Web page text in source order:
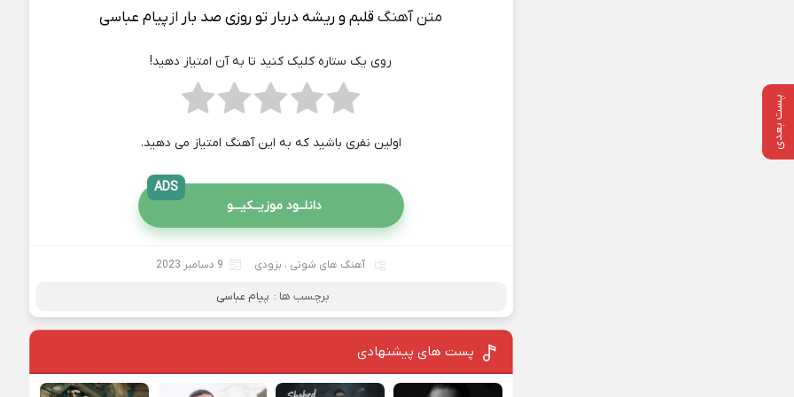
پست بعدی
متن آهنگ قلبم و ریشه دربار تو روزی صد بارازپیام عباسی
روی یک ستاره کلیک کنید تا به آن امتیاز دهید!
اولین نفری باشید که به این آهنگ امتیاز می دهید.
دانلــود موزیــکیـــو
ADS
آهنگ های شوتی ، بزودی 9 دسامبر 2023
برچسب ها : پیام عباسی
پست های پیشنهادی